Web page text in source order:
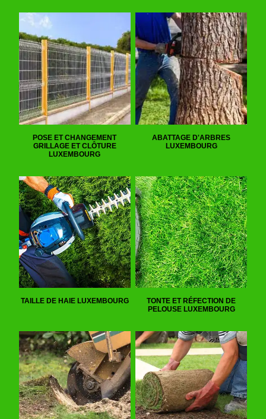
POSE ET CHANGEMENT
GRILLAGE ET CLÔTURE
LUXEMBOURG
ABATTAGE D'ARBRES
LUXEMBOURG
TAILLE DE HAIE LUXEMBOURG
TONTE ET RÉFECTION DE
PELOUSE LUXEMBOURG